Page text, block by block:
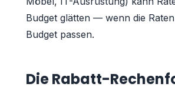
Budget glätten — wenn die
Budget passen.
Die Rabatt-